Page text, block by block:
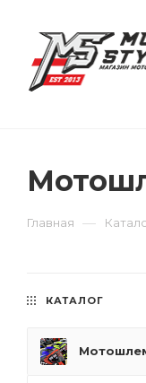
Главная —
КАТАЛОГ